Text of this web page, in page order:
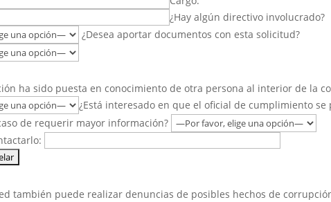
¿Hay algún directivo involucrado?
¿Desea aportar documentos con esta solicitud?
ha sido puesta en conocimiento de otra persona al interior de la
¿Está interesado en que el oficial de cumplimiento se
de requerir mayor información?
también puede realizar denuncias de posibles hechos de